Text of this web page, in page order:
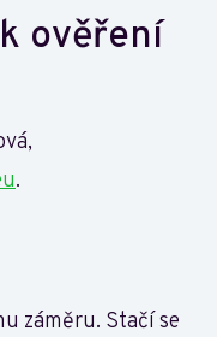
ověření
.
záměru. Stačí se